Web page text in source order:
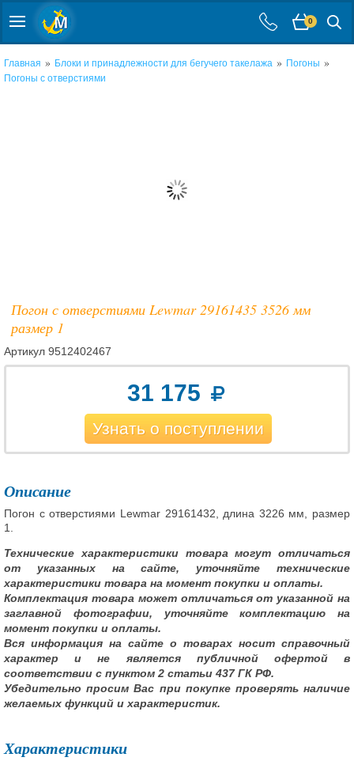
0
Главная » Блоки и принадлежности для бегучего такелажа » Погоны »
Погоны с отверстиями
Погон с отверстиями Lewmar 29161435 3526 мм
размер 1
Артикул 9512402467
31 175
Узнать о поступлении
Описание
Погон с отверстиями Lewmar 29161432, длина 3226 мм, размер
1.
Технические характеристики товара могут отличаться
от указанных на сайте, уточняйте технические
характеристики товара на момент покупки и оплаты.
Комплектация товара может отличаться от указанной на
заглавной фотографии, уточняйте комплектацию на
момент покупки и оплаты.
Вся информация на сайте о товарах носит справочный
характер и не является публичной офертой в
соответствии с пунктом 2 статьи 437 ГК РФ.
Убедительно просим Вас при покупке проверять наличие
желаемых функций и характеристик.
Характеристики